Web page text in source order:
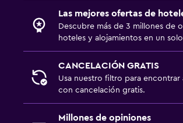
Las mejores ofertas de
Descubre más de 3 millones de
hoteles y alojamientos en un
CANCELACIÓN GRATIS
Usa nuestro filtro para encontrar
con cancelación gratis.
Millones de opiniones